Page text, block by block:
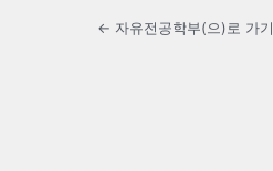
← 자유전공학부(으)로 가기